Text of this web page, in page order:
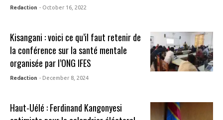
Redaction - October 16, 2022
Kisangani : voici ce qu’il faut retenir de
la conférence sur la santé mentale
organisée par l’ONG IFES
Redaction - December 8, 2024
Haut-Uélé : Ferdinand Kangonyesi